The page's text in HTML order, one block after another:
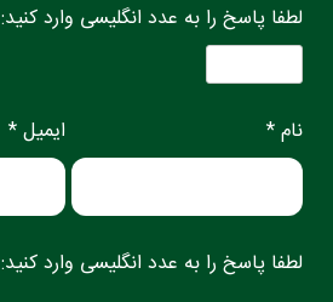
لطفا پاسخ را به عدد انگلیسی وارد کنید:
نام * ایمیل *
لطفا پاسخ را به عدد انگلیسی وارد کنید: